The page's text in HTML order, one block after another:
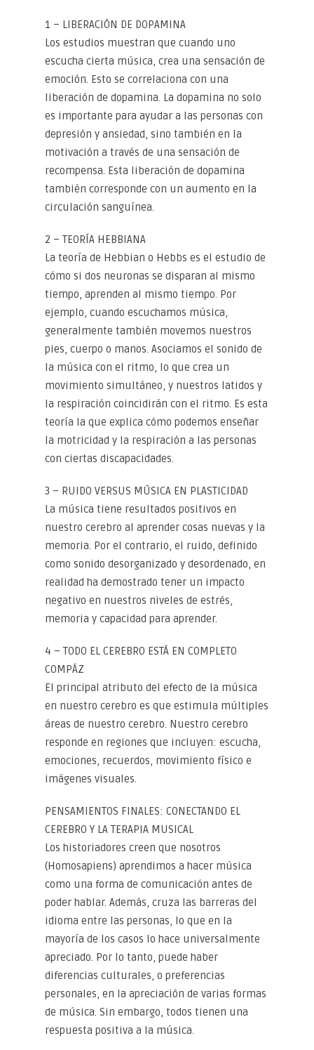
1 – LIBERACIÓN DE DOPAMINA
Los estudios muestran que cuando uno
escucha cierta música, crea una sensación de
emoción. Esto se correlaciona con una
liberación de dopamina. La dopamina no solo
es importante para ayudar a las personas con
depresión y ansiedad, sino también en la
motivación a través de una sensación de
recompensa. Esta liberación de dopamina
también corresponde con un aumento en la
circulación sanguínea.
2 – TEORÍA HEBBIANA
La teoría de Hebbian o Hebbs es el estudio de
cómo si dos neuronas se disparan al mismo
tiempo, aprenden al mismo tiempo. Por
ejemplo, cuando escuchamos música,
generalmente también movemos nuestros
pies, cuerpo o manos. Asociamos el sonido de
la música con el ritmo, lo que crea un
movimiento simultáneo, y nuestros latidos y
la respiración coincidirán con el ritmo. Es esta
teoría la que explica cómo podemos enseñar
la motricidad y la respiración a las personas
con ciertas discapacidades.
3 – RUIDO VERSUS MÚSICA EN PLASTICIDAD
La música tiene resultados positivos en
nuestro cerebro al aprender cosas nuevas y la
memoria. Por el contrario, el ruido, definido
como sonido desorganizado y desordenado, en
realidad ha demostrado tener un impacto
negativo en nuestros niveles de estrés,
memoria y capacidad para aprender.
4 – TODO EL CEREBRO ESTÁ EN COMPLETO
COMPÁZ
El principal atributo del efecto de la música
en nuestro cerebro es que estimula múltiples
áreas de nuestro cerebro. Nuestro cerebro
responde en regiones que incluyen: escucha,
emociones, recuerdos, movimiento físico e
imágenes visuales.
PENSAMIENTOS FINALES: CONECTANDO EL
CEREBRO Y LA TERAPIA MUSICAL
Los historiadores creen que nosotros
(Homosapiens) aprendimos a hacer música
como una forma de comunicación antes de
poder hablar. Además, cruza las barreras del
idioma entre las personas, lo que en la
mayoría de los casos lo hace universalmente
apreciado. Por lo tanto, puede haber
diferencias culturales, o preferencias
personales, en la apreciación de varias formas
de música. Sin embargo, todos tienen una
respuesta positiva a la música.